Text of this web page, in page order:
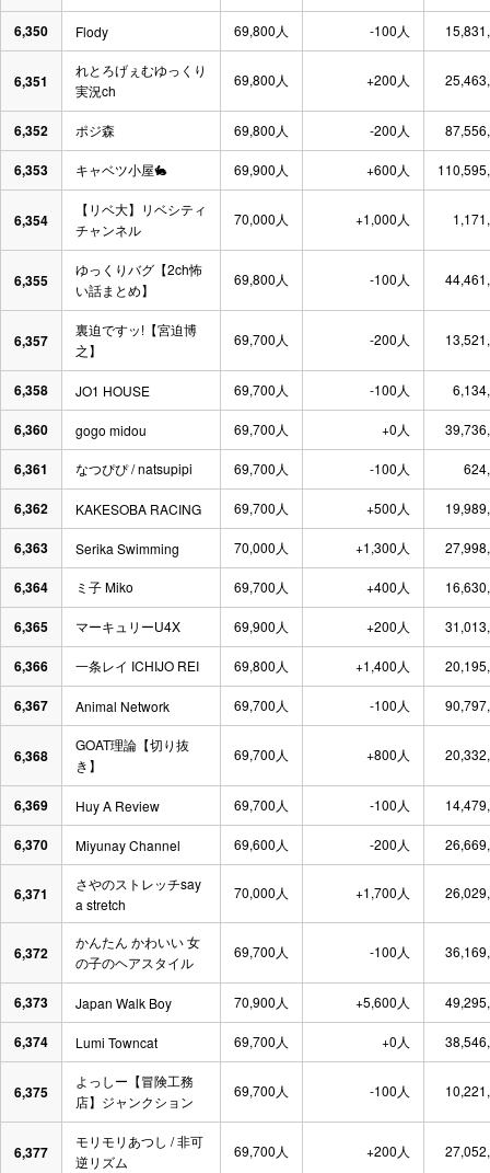
6,350 Flody 69,800人 -100人
6,351
れとろげぇむゆっくり
実況ch
69,800人 +200人
6,352 ポジ森 69,800人 -200人
6,353 キャベツ小屋🐇 69,900人 +600人
6,354
【リベ大】リベシティ
チャンネル
70,000人 +1,000人
6,355
ゆっくりバグ【2ch怖
い話まとめ】
69,800人 -100人
6,357
裏迫ですッ!【宮迫博
之】
69,700人 -200人
6,358 JO1 HOUSE 69,700人 -100人
6,360 gogo midou 69,700人 +0人
6,361 なつぴぴ / natsupipi 69,700人 -100人
6,362 KAKESOBA RACING 69,700人 +500人
6,363 Serika Swimming 70,000人 +1,300人
6,364 ミ子 Miko 69,700人 +400人
6,365 マーキュリーU4X 69,900人 +200人
6,366 一条レイ ICHIJO REI 69,800人 +1,400人
6,367 Animal Network 69,700人 -100人
6,368
GOAT理論【切り抜
き】
69,700人 +800人
6,369 Huy A Review 69,700人 -100人
6,370 Miyunay Channel 69,600人 -200人
6,371
さやのストレッチsay
a stretch
70,000人 +1,700人
6,372
かんたん かわいい 女
の子のヘアスタイル
69,700人 -100人
6,373 Japan Walk Boy 70,900人 +5,600人
6,374 Lumi Towncat 69,700人 +0人
6,375
よっしー【冒険工務
店】ジャンクション
69,700人 -100人
6,377
モリモリあつし / 非可
逆リズム
69,700人 +200人